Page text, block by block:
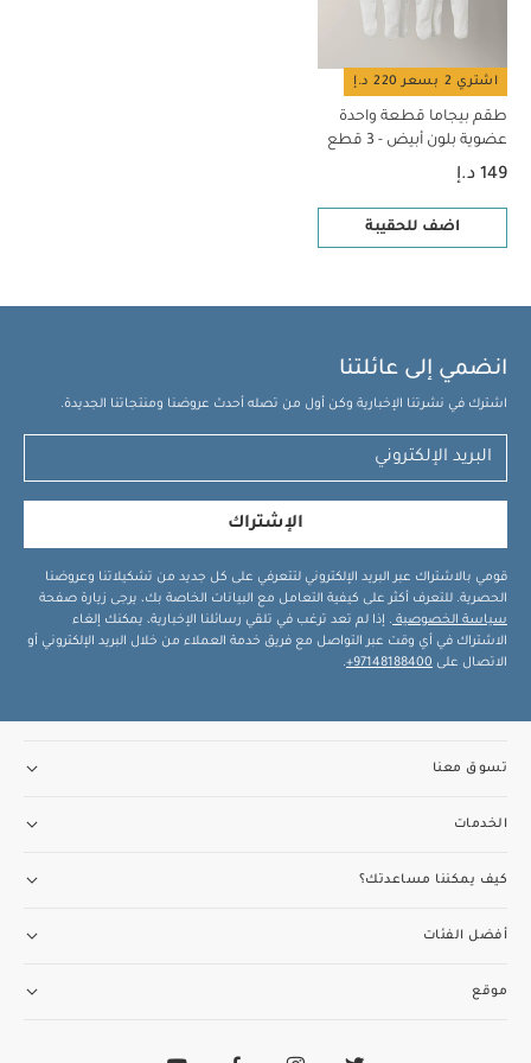
اشتري 2 بسعر 220 د.إ
طقم بيجاما قطعة واحدة
عضوية بلون أبيض - 3 قطع
149 د.إ
اضف للحقيبة
انضمي إلى عائلتنا
اشترك في نشرتنا الإخبارية وكن أول من تصله أحدث عروضنا ومنتجاتنا الجديدة.
الإشتراك
قومي بالاشتراك عبر البريد الإلكتروني لتتعرفي على كل جديد من تشكيلاتنا وعروضنا
الحصرية. للتعرف أكثر على كيفية التعامل مع البيانات الخاصة بك، يرجى زيارة صفحة
سياسة الخصوصية . إذا لم تعد ترغب في تلقي رسائلنا الإخبارية، يمكنك إلغاء
الاشتراك في أي وقت عبر التواصل مع فريق خدمة العملاء من خلال البريد الإلكتروني أو
الاتصال على 97148188400+
.
تسوق معنا
الخدمات
كيف يمكننا مساعدتك؟
أفضل الفئات
موقع